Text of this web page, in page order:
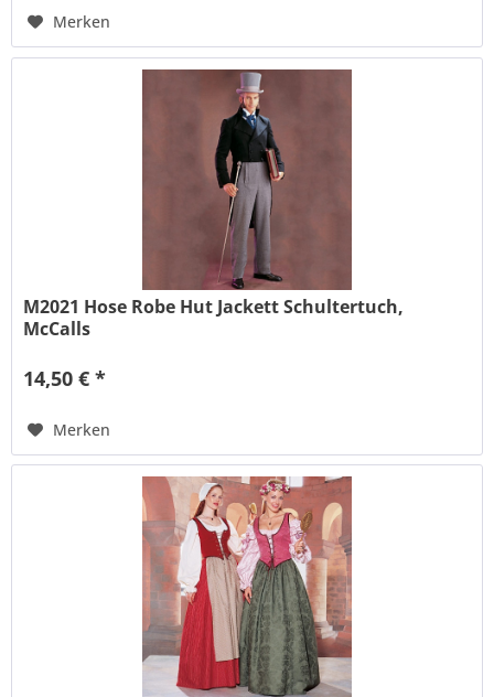
Merken
M2021 Hose Robe Hut Jackett Schultertuch,
McCalls
14,50 € *
Merken